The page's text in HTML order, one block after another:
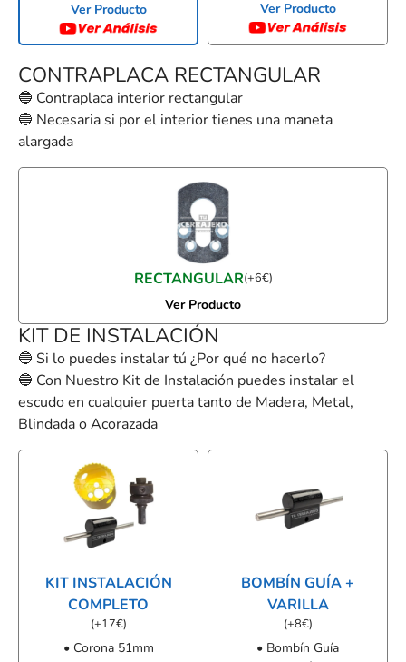
Ver Producto Ver Producto
CONTRAPLACA RECTANGULAR
🔵 Contraplaca interior rectangular
🔵 Necesaria si por el interior tienes una maneta
alargada
RECTANGULAR(+6€)
Ver Producto
KIT DE INSTALACIÓN
🔵 Si lo puedes instalar tú ¿Por qué no hacerlo?
🔵 Con Nuestro Kit de Instalación puedes instalar el
escudo en cualquier puerta tanto de Madera, Metal,
Blindada o Acorazada
KIT INSTALACIÓN
COMPLETO
(+17€)
• Corona 51mm
BOMBÍN GUÍA +
VARILLA
(+8€)
• Bombín Guía